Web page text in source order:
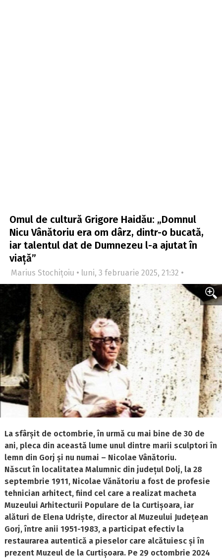
Omul de cultură Grigore Haidău: „Domnul
Nicu Vânătoriu era om dârz, dintr-o bucată,
iar talentul dat de Dumnezeu l-a ajutat în
viață”
Marius Stochițoiu • luni, 3 februarie 2025, 21:32 •
La sfârșit de octombrie, în urmă cu mai bine de 30 de
ani, pleca din această lume unul dintre marii sculptori în
lemn din Gorj și nu numai – Nicolae Vânătoriu.
Născut în localitatea Malumnic din județul Dolj, la 28
septembrie 1911, Nicolae Vănătoriu a fost de profesie
tehnician arhitect, fiind cel care a realizat macheta
Muzeului Arhitecturii Populare de la Curtișoara, iar
alături de Elena Udriște, director al Muzeului Județean
Gorj, între anii 1951-1983, a participat efectiv la
restaurarea autentică a pieselor care alcătuiesc și în
prezent Muzeul de la Curtișoara. Pe 29 octombrie 2024